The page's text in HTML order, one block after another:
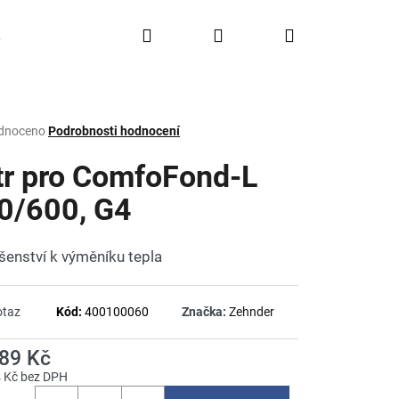
Doprava a platba Značky
Hledat PřihlášeníNákupní
Podrobnosti hodnocení
pro ComfoFond-L
600, G4
k výměníku tepla
Kód: 400100060 Značka: Zehnder
Kč
Kč bez DPH